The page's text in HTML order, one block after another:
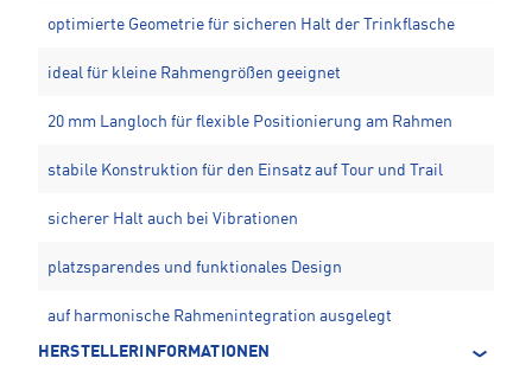
optimierte Geometrie für sicheren Halt der Trinkflasche
ideal für kleine Rahmengrößen geeignet
20 mm Langloch für flexible Positionierung am Rahmen
stabile Konstruktion für den Einsatz auf Tour und Trail
sicherer Halt auch bei Vibrationen
platzsparendes und funktionales Design
auf harmonische Rahmenintegration ausgelegt
HERSTELLERINFORMATIONEN